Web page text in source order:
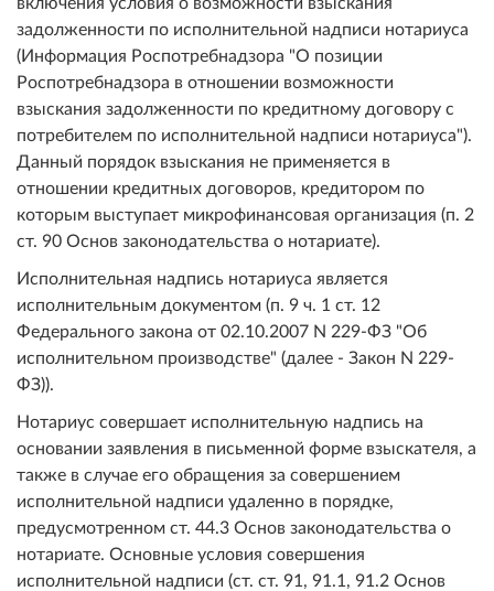
задолженности по исполнительной надписи нотариуса
(Информация Роспотребнадзора "О позиции
Роспотребнадзора в отношении возможности
взыскания задолженности по кредитному договору с
потребителем по исполнительной надписи нотариуса").
Данный порядок взыскания не применяется в
отношении кредитных договоров, кредитором по
которым выступает микрофинансовая организация (п. 2
ст. 90 Основ законодательства о нотариате).
Исполнительная надпись нотариуса является
исполнительным документом (п. 9 ч. 1 ст. 12
Федерального закона от 02.10.2007 N 229-ФЗ "Об
исполнительном производстве" (далее - Закон N 229-
ФЗ)).
Нотариус совершает исполнительную надпись на
основании заявления в письменной форме взыскателя, а
также в случае его обращения за совершением
исполнительной надписи удаленно в порядке,
предусмотренном ст. 44.3 Основ законодательства о
нотариате. Основные условия совершения
исполнительной надписи (ст. ст. 91, 91.1, 91.2 Основ